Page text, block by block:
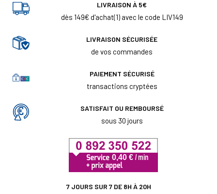
LIVRAISON À 5€
dès 149€ d'achat(1) avec le code LIV149
LIVRAISON SÉCURISÉE
de vos commandes
PAIEMENT SÉCURISÉ
transactions cryptées
SATISFAIT OU REMBOURSÉ
sous 30 jours
7 JOURS SUR 7 DE 8H À 20H